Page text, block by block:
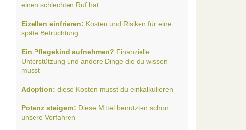
einen schlechten Ruf hat
Eizellen einfrieren: Kosten und Risiken für eine
späte Befruchtung
Ein Pflegekind aufnehmen? Finanzielle
Unterstützung und andere Dinge die du wissen
musst
Adoption: diese Kosten musst du einkalkulieren
Potenz steigern: Diese Mittel benutzten schon
unsere Vorfahren